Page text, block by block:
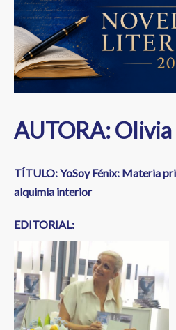
AUTORA: Olivia
TÍTULO: YoSoy Fénix: Materia
alquimia interior
EDITORIAL: